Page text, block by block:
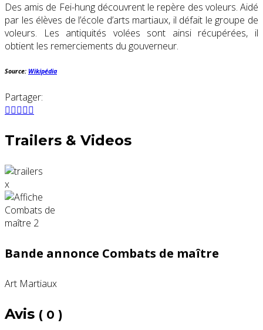
Des amis de Fei-hung découvrent le repère des voleurs. Aidé
par les élèves de l’école d’arts martiaux, il défait le groupe de
voleurs. Les antiquités volées sont ainsi récupérées, il
obtient les remerciements du gouverneur.
Source: Wikipédia
Partager:
Trailers & Videos
x
Bande annonce Combats de maître
Art Martiaux
Avis ( 0 )